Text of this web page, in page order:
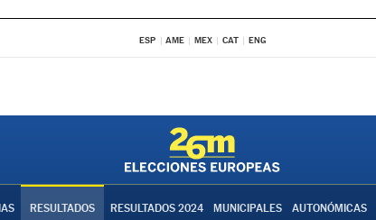
ESP AME MEX CAT ENG
RESULTADOS RESULTADOS 2024 MUNICIPALES AUTONÓMICAS